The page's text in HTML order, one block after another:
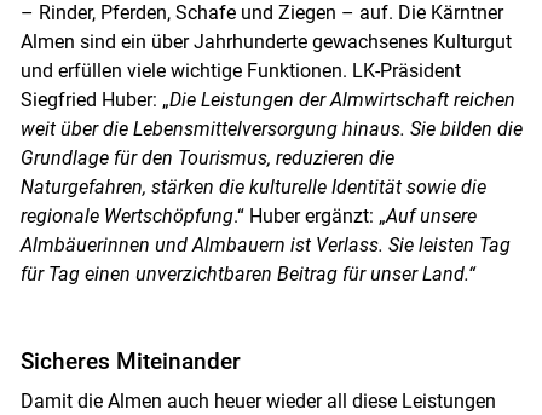
– Rinder, Pferden, Schafe und Ziegen – auf. Die Kärntner
Almen sind ein über Jahrhunderte gewachsenes Kulturgut
und erfüllen viele wichtige Funktionen. LK-Präsident
Siegfried Huber: „Die Leistungen der Almwirtschaft reichen
weit über die Lebensmittelversorgung hinaus. Sie bilden die
Grundlage für den Tourismus, reduzieren die
Naturgefahren, stärken die kulturelle Identität sowie die
regionale Wertschöpfung.“ Huber ergänzt: „Auf unsere
Almbäuerinnen und Almbauern ist Verlass. Sie leisten Tag
für Tag einen unverzichtbaren Beitrag für unser Land.“
Sicheres Miteinander
Damit die Almen auch heuer wieder all diese Leistungen